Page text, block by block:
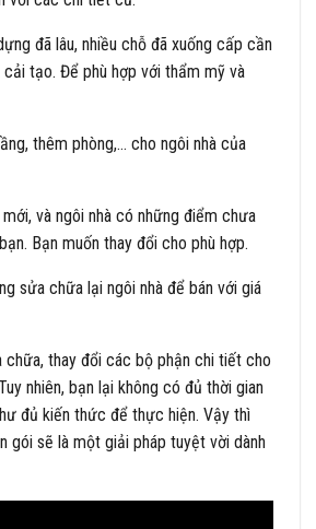
đã lâu, nhiều chỗ đã xuống cấp cần
tạo. Để phù hợp với thẩm mỹ và
thêm phòng,… cho ngôi nhà của
và ngôi nhà có những điểm chưa
Bạn muốn thay đổi cho phù hợp.
sửa chữa lại ngôi nhà để bán với giá
chữa, thay đổi các bộ phận chi tiết cho
nhiên, bạn lại không có đủ thời gian
đủ kiến thức để thực hiện. Vậy thì
gói sẽ là một giải pháp tuyệt vời dành